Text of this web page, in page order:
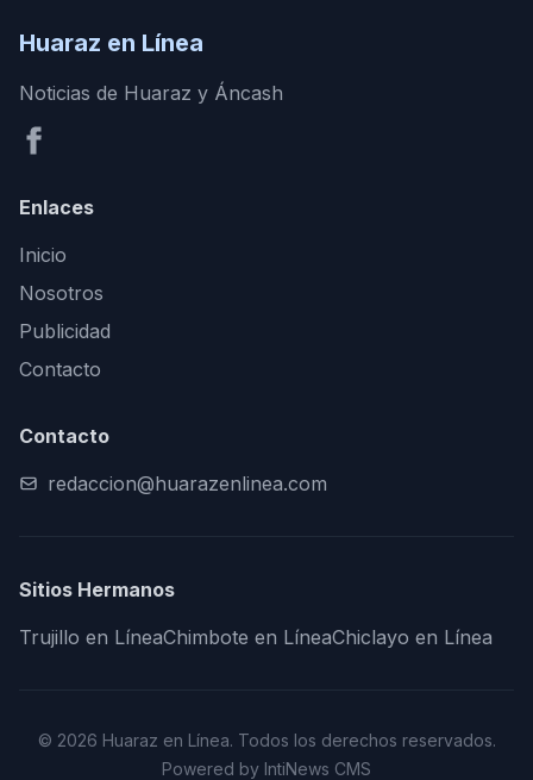
Huaraz en Línea
Noticias de Huaraz y Áncash
Enlaces
Inicio
Nosotros
Publicidad
Contacto
Contacto
redaccion@huarazenlinea.com
Sitios Hermanos
Trujillo en LíneaChimbote en LíneaChiclayo en Línea
© 2026 Huaraz en Línea. Todos los derechos reservados.
Powered by IntiNews CMS